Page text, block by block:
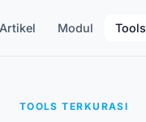
Artikel Modul Tools
TOOLS TERKURASI